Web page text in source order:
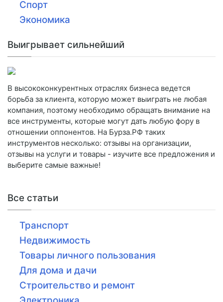
Спорт
Экономика
Выигрывает сильнейший
В высококонкурентных отраслях бизнеса ведется
борьба за клиента, которую может выиграть не любая
компания, поэтому необходимо обращать внимание на
все инструменты, которые могут дать любую фору в
отношении оппонентов. На Бурза.РФ таких
инструментов несколько: отзывы на организации,
отзывы на услуги и товары - изучите все предложения и
выберите самые важные!
Все статьи
Транспорт
Недвижимость
Товары личного пользования
Для дома и дачи
Строительство и ремонт